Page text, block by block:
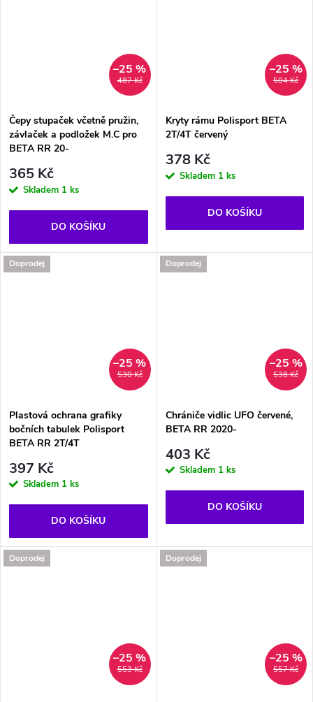
487 Kč
–25 %
Čepy stupaček včetně pružin,
závlaček a podložek M.C pro
BETA RR 20-
365 Kč
Skladem 1 ks
DO KOŠÍKU
504 Kč
–25 %
Kryty rámu Polisport BETA
2T/4T červený
378 Kč
Skladem 1 ks
DO KOŠÍKU
Doprodej
530 Kč
–25 %
Plastová ochrana grafiky
bočních tabulek Polisport
BETA RR 2T/4T
397 Kč
Skladem 1 ks
DO KOŠÍKU
Doprodej
538 Kč
–25 %
Chrániče vidlic UFO červené,
BETA RR 2020-
403 Kč
Skladem 1 ks
DO KOŠÍKU
Doprodej
553 Kč
–25 %
Doprodej
557 Kč
–25 %